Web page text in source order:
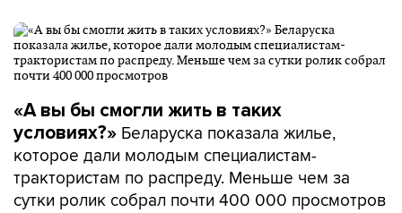
«А вы бы смогли жить в таких
условиях?» Беларуска показала жилье,
которое дали молодым специалистам-
трактористам по распреду. Меньше чем за
сутки ролик собрал почти 400 000 просмотров